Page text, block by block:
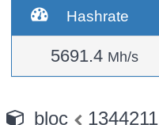
Hashrate
5691.4 Mh/s
bloc 1344211